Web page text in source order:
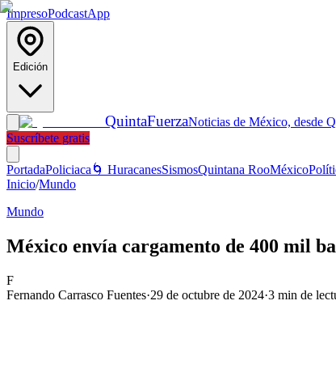
ImpresoPodcastApp
Edición
QuintaFuerzaNoticias de México, desde
Suscríbete gratis
PortadaPoliciaca 🌀 HuracanesSismosQuintana RooMéxico
Inicio/Mundo
Mundo
México envía cargamento de 400 mil
F
Fernando Carrasco Fuentes·29 de octubre de 2024·3 min de